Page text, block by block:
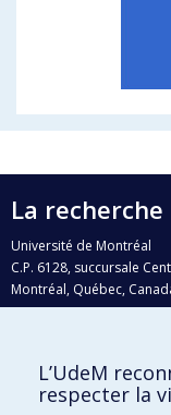
La recherche
Université de Montréal
C.P. 6128, succursale
Montréal, Québec,
H3C 3J7
Qui fait quoi?
L’UdeM
respecter la